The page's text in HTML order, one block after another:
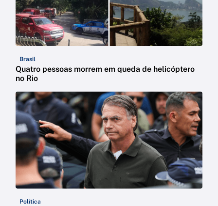
Brasil
Quatro pessoas morrem em queda de helicóptero
no Rio
Política